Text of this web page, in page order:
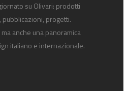
su Olivari: prodotti
progetti.
anche una panoramica
italiano e internazionale.